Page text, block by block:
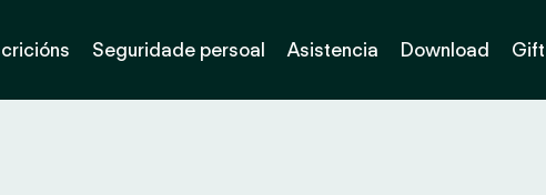
Seguridade persoal Asistencia Download